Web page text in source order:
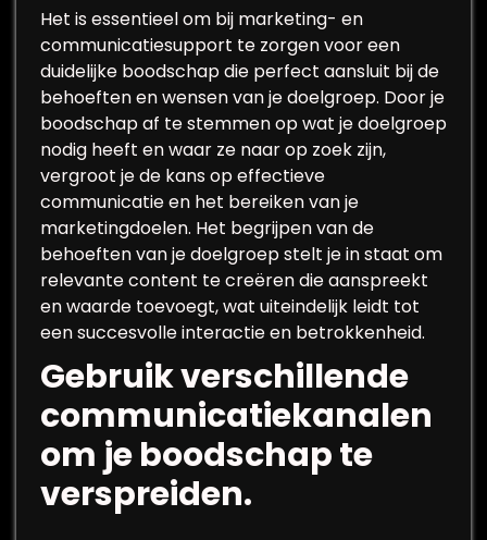
Het is essentieel om bij marketing- en
communicatiesupport te zorgen voor een
duidelijke boodschap die perfect aansluit bij de
behoeften en wensen van je doelgroep. Door je
boodschap af te stemmen op wat je doelgroep
nodig heeft en waar ze naar op zoek zijn,
vergroot je de kans op effectieve
communicatie en het bereiken van je
marketingdoelen. Het begrijpen van de
behoeften van je doelgroep stelt je in staat om
relevante content te creëren die aanspreekt
en waarde toevoegt, wat uiteindelijk leidt tot
een succesvolle interactie en betrokkenheid.
Gebruik verschillende
communicatiekanalen
om je boodschap te
verspreiden.